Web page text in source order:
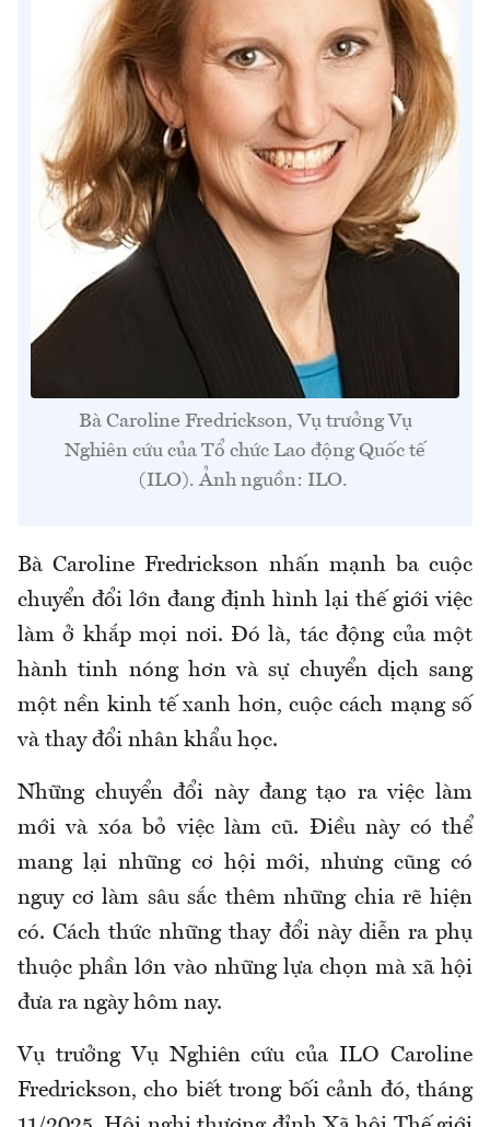
Bà Caroline Fredrickson, Vụ trưởng Vụ
Nghiên cứu của Tổ chức Lao động Quốc tế
(ILO). Ảnh nguồn: ILO.
Bà Caroline Fredrickson nhấn mạnh ba cuộc
chuyển đổi lớn đang định hình lại thế giới việc
làm ở khắp mọi nơi. Đó là, tác động của một
hành tinh nóng hơn và sự chuyển dịch sang
một nền kinh tế xanh hơn, cuộc cách mạng số
và thay đổi nhân khẩu học.
Những chuyển đổi này đang tạo ra việc làm
mới và xóa bỏ việc làm cũ. Điều này có thể
mang lại những cơ hội mới, nhưng cũng có
nguy cơ làm sâu sắc thêm những chia rẽ hiện
có. Cách thức những thay đổi này diễn ra phụ
thuộc phần lớn vào những lựa chọn mà xã hội
đưa ra ngày hôm nay.
Vụ trưởng Vụ Nghiên cứu của ILO Caroline
Fredrickson, cho biết trong bối cảnh đó, tháng